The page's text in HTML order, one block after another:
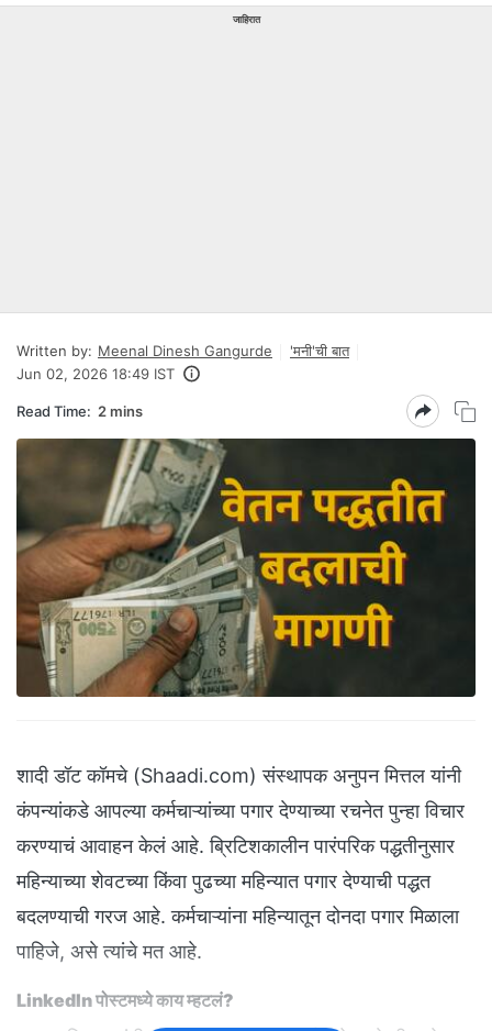
जाहिरात
Written by: Meenal Dinesh Gangurde
'मनी'ची बात
Jun 02, 2026 18:49 IST
Read Time: 2 mins
शादी डॉट कॉमचे (Shaadi.com) संस्थापक अनुपन मित्तल यांनी
कंपन्यांकडे आपल्या कर्मचाऱ्यांच्या पगार देण्याच्या रचनेत पुन्हा विचार
करण्याचं आवाहन केलं आहे. ब्रिटिशकालीन पारंपरिक पद्धतीनुसार
महिन्याच्या शेवटच्या किंवा पुढच्या महिन्यात पगार देण्याची पद्धत
बदलण्याची गरज आहे. कर्मचाऱ्यांना महिन्यातून दोनदा पगार मिळाला
पाहिजे, असे त्यांचे मत आहे.
LinkedIn पोस्टमध्ये काय म्हटलं?